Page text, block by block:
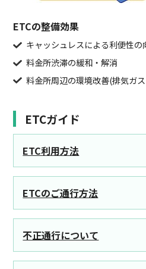
ETCの整備効果
キャッシュレスによる利便性の
料金所渋滞の緩和・解消
料金所周辺の環境改善(排気ガ
ETCガイド
ETC利用方法
ETCのご通行方法
不正通行について